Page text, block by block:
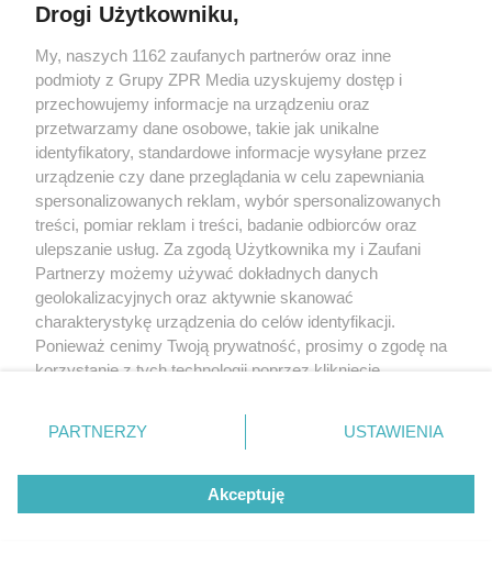
Żaden utwór zamieszczony w serwisie nie może być powielany i
rozpowszechniany lub dalej rozpowszechniany w jakikolwiek sposób (w
tym także elektroniczny lub mechaniczny) na jakimkolwiek polu
eksploatacji w jakiejkolwiek formie, włącznie z umieszczaniem w Internecie
bez pisemnej zgody właściciela praw. Jakiekolwiek użycie lub
wykorzystanie utworów w całości lub w części z naruszeniem prawa, tzn.
bez właściwej zgody, jest zabronione pod groźbą kary i może być ścigane
Drogi Użytkowniku,
My, naszych 1162 zaufanych partnerów oraz inne
podmioty z Grupy ZPR Media uzyskujemy dostęp i
przechowujemy informacje na urządzeniu oraz
przetwarzamy dane osobowe, takie jak unikalne
identyfikatory, standardowe informacje wysyłane przez
urządzenie czy dane przeglądania w celu zapewniania
spersonalizowanych reklam, wybór spersonalizowanych
treści, pomiar reklam i treści, badanie odbiorców oraz
ulepszanie usług. Za zgodą Użytkownika my i Zaufani
Partnerzy możemy używać dokładnych danych
geolokalizacyjnych oraz aktywnie skanować
charakterystykę urządzenia do celów identyfikacji.
Ponieważ cenimy Twoją prywatność, prosimy o zgodę na
korzystanie z tych technologii poprzez kliknięcie
zmienić/wycofać klikając przycisk ustawień prywatności
znajdujący się w lewym dolnym rogu strony
rodzaje przetwarzania danych nie wymagają zgody
użytkownika, ale masz prawo sprzeciwić się takiemu
przetwarzaniu. Preferencje będą miały zastosowanie tylko
PARTNERZY USTAWIENIA
Akceptuję